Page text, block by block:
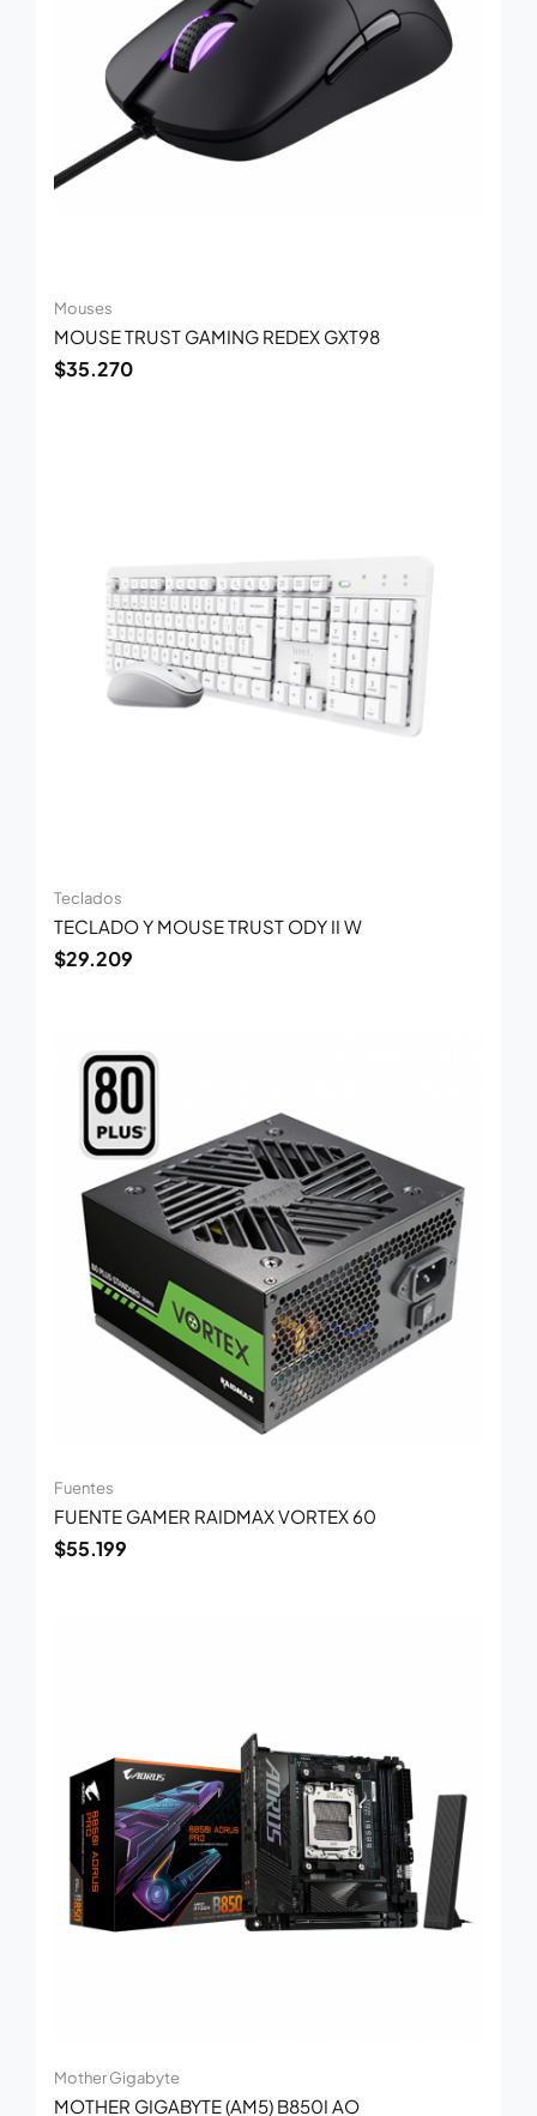
Mouses
MOUSE TRUST GAMING REDEX GXT98
$35.270
Teclados
TECLADO Y MOUSE TRUST ODY II W
$29.209
Fuentes
FUENTE GAMER RAIDMAX VORTEX 60
$55.199
Mother Gigabyte
MOTHER GIGABYTE (AM5) B850I AO